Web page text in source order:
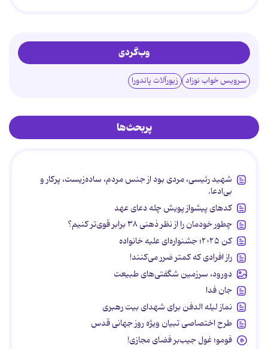
وب‌گردی
سرویس خواب نوزاد زیورآلات پاندورا
پربحث‌ها
شهید رئیسی، مردی بود از جنس مردم، ساده‌زیست، پرکار و
بی‌ادعا.
کدهای پیشواز پویش چله دعای عهد
چطور خودمان را از نظر ذهنی ۳۸ برابر قوی‌تر کنیم؟
کن ۲۰۲۵؛ جشنواره‌ای علیه خانواده
راز افرادی که کمتر ضرر می‌کنند!
دورود، سرزمین شگفتی‌های طبیعت
جان فدا
نماز لیله الدفن برای شهدای بیت رهبری
طرح اختصاصی تبیان ویژه روز جهانی قدس
فومو؛ غول جیب‌بر فضای مجازی!